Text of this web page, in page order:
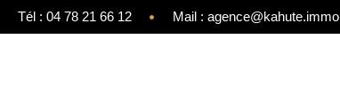
Tél : 04 78 21 66 12 Mail : agence@kahute.immo